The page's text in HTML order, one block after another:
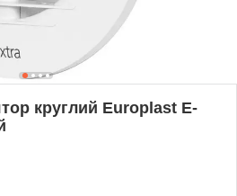
круглий Europlast E-